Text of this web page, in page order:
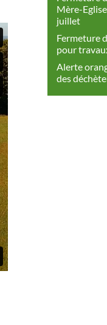
Mère-
juillet
Fermeture
pour
Alerte
des